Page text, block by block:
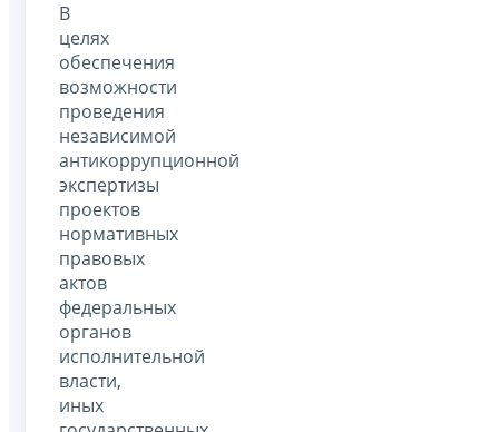
В
целях
обеспечения
возможности
проведения
независимой
антикоррупционной
экспертизы
проектов
нормативных
правовых
актов
федеральных
органов
исполнительной
власти,
иных